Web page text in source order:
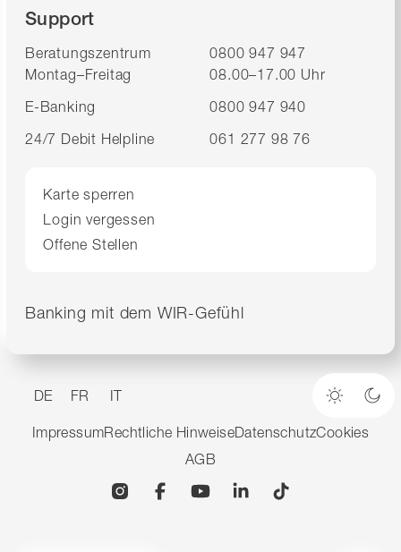
Support
Beratungszentrum
0800 947 947
Montag–Freitag
08.00–17.00 Uhr
E-Banking
0800 947 940
24/7 Debit Helpline
061 277 98 76
Karte sperren
Login vergessen
Offene Stellen
Banking mit dem WIR-Gefühl
DE FR IT
Heller
ImpressumRechtliche HinweiseDatenschutzCookies
AGB
InstagramFacebookYouTubeLinkedin